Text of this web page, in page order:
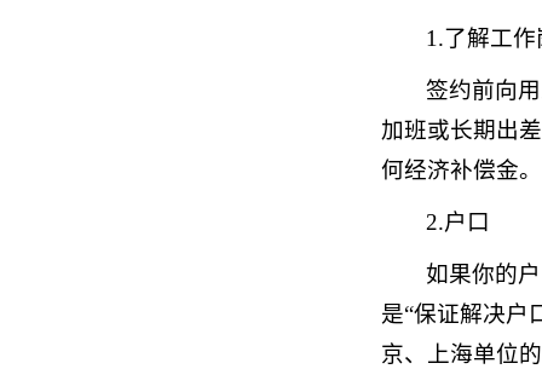
1.了解工
签约前向
加班或长期出
何经济补偿金。
2.户口
如果你的
是“保证解决户
京、上海单位